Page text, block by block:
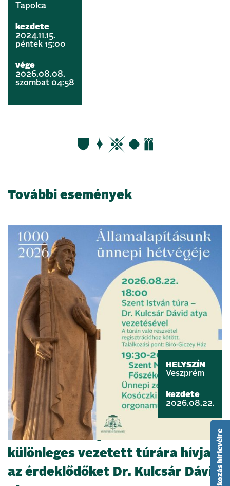
Tapolca
kezdete
2024.11.15.
péntek 15:00
vége
2026.08.08.
szombat 04:58
További események
HELYSZÍN
Veszprém
kezdete
2026.08.22.
Szent István nyomában –
különleges vezetett túrára hívja
az érdeklődőket Dr. Kulcsár Dávidfeliratkozás hírlevélre